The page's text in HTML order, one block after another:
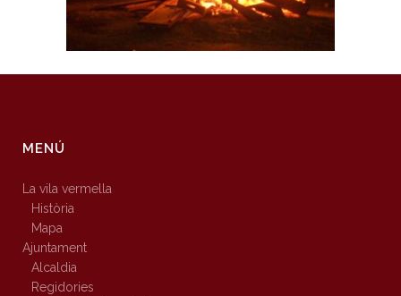
MENÚ
La vila vermella
Història
Mapa
Ajuntament
Alcaldia
Regidories